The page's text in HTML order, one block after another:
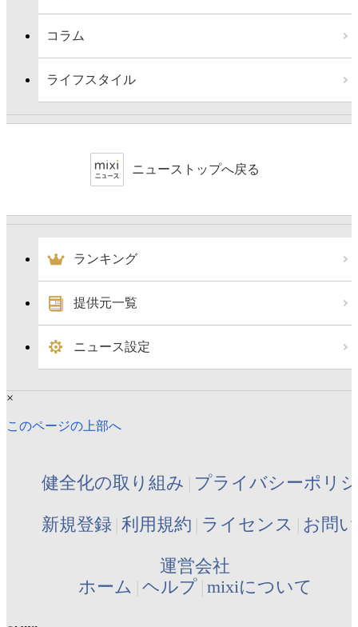
コラム
ライフスタイル
ニューストップへ戻る
ランキング
提供元一覧
ニュース設定
×
このページの上部へ
健全化の取り組み プライバシーポリ
新規登録 利用規約 ライセンス お問
運営会社
ホーム ヘルプ mixiについて